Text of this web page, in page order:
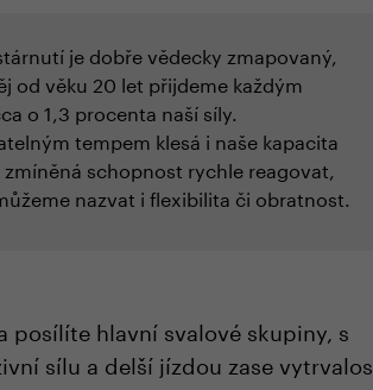
je dobře vědecky zmapovaný,
od věku 20 let přijdeme každým
o 1,3 procenta naší síly.
tempem klesá i naše kapacita
zmíněná schopnost rychle reagovat,
nazvat i flexibilita či obratnost.
posílíte hlavní svalové skupiny, s
sílu a delší jízdou zase